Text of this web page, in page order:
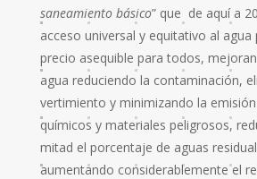
saneamiento básico” que de aquí a
acceso universal y equitativo al agua
precio asequible para todos,
agua reduciendo la contaminación,
vertimiento y minimizando la
químicos y materiales peligrosos,
mitad el porcentaje de aguas
aumentando considerablemente el